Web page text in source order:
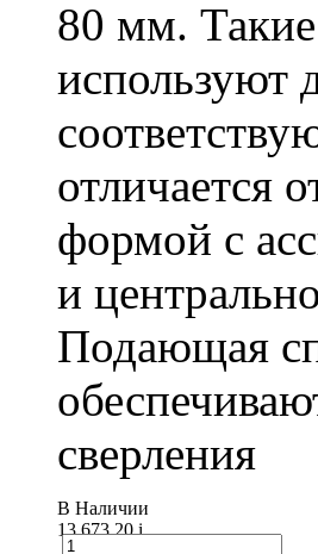
80 мм. Такие
используют
отличается
формой с
и
Подающая
сверления
В Наличии
13 673.20i